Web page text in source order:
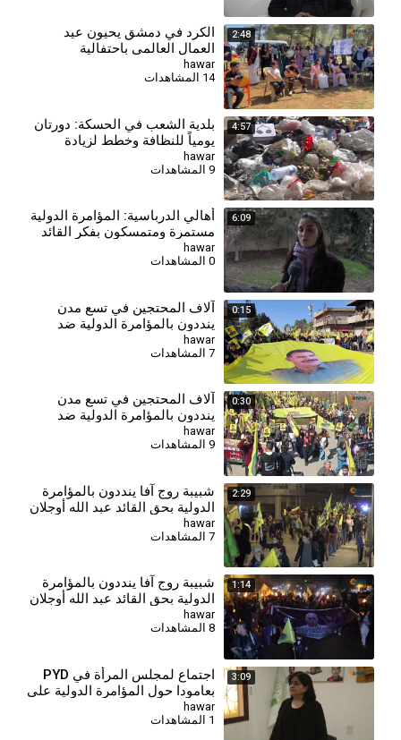
2:48
⁣الكرد في دمشق يحيون عيد
العمال العالمي باحتفالية
جماهيرية في بحيرة زرزر
hawar
14 المشاهدات
4:57
⁣بلدية الشعب في الحسكة: دورتان
يومياً للنظافة وخطط لزيادة
العمال والآليات
hawar
9 المشاهدات
6:09
⁣أهالي الدرباسية: المؤامرة الدولية
مستمرة ومتمسكون بفكر القائد
hawar
0 المشاهدات
0:15
آلاف المحتجين في تسع مدن
ينددون بالمؤامرة الدولية ضد
القائد عبد الله أوجلان
hawar
7 المشاهدات
0:30
آلاف المحتجين في تسع مدن
ينددون بالمؤامرة الدولية ضد
القائد عبد الله أوجلان
hawar
9 المشاهدات
2:29
⁣شبيبة روج آفا ينددون بالمؤامرة
الدولية بحق القائد عبد الله أوجلان
hawar
7 المشاهدات
1:14
شبيبة روج آفا ينددون بالمؤامرة
الدولية بحق القائد عبد الله أوجلان
hawar
8 المشاهدات
3:09
اجتماع لمجلس المرأة في PYD
بعامودا حول المؤامرة الدولية على
القائد
hawar
1 المشاهدات